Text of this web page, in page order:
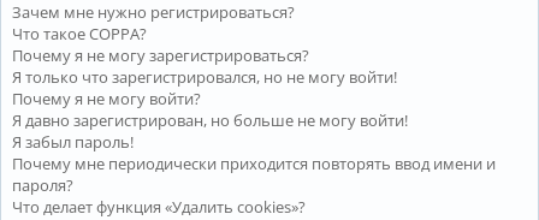
к
и
и
е
н
та
ц
и
я
Зачем мне нужно регистрироваться?
Что такое COPPA?
Почему я не могу зарегистрироваться?
Я только что зарегистрировался, но не могу войти!
Почему я не могу войти?
Я давно зарегистрирован, но больше не могу войти!
Я забыл пароль!
Почему мне периодически приходится повторять ввод имени и
пароля?
Что делает функция «Удалить cookies»?